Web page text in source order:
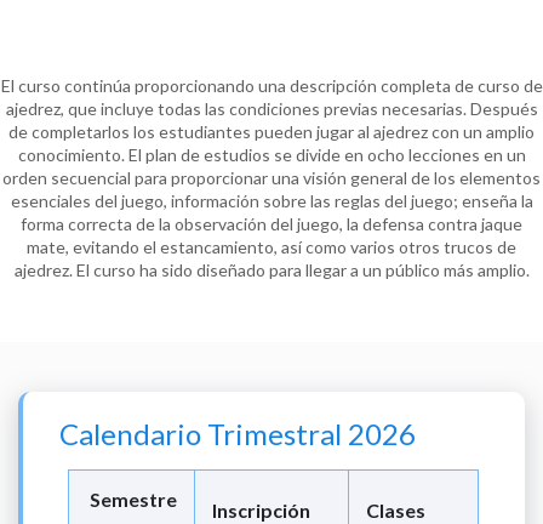
El curso continúa proporcionando una descripción completa de curso de
ajedrez, que incluye todas las condiciones previas necesarias. Después
de completarlos los estudiantes pueden jugar al ajedrez con un amplio
conocimiento. El plan de estudios se divide en ocho lecciones en un
orden secuencial para proporcionar una visión general de los elementos
esenciales del juego, información sobre las reglas del juego; enseña la
forma correcta de la observación del juego, la defensa contra jaque
mate, evitando el estancamiento, así como varios otros trucos de
ajedrez. El curso ha sido diseñado para llegar a un público más amplio.
Calendario Trimestral 2026
Semestre Inscripción Clases